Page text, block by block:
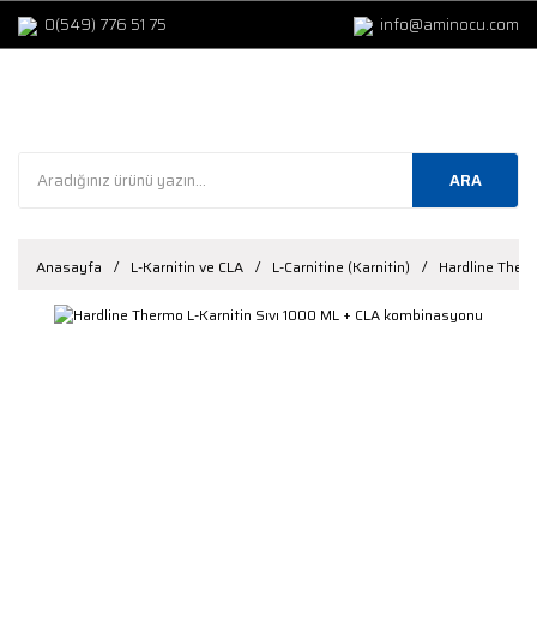
0(549) 776 51 75 info@aminocu.com
ARA
Anasayfa L-Karnitin ve CLA L-Carnitine (Karnitin) Hardline